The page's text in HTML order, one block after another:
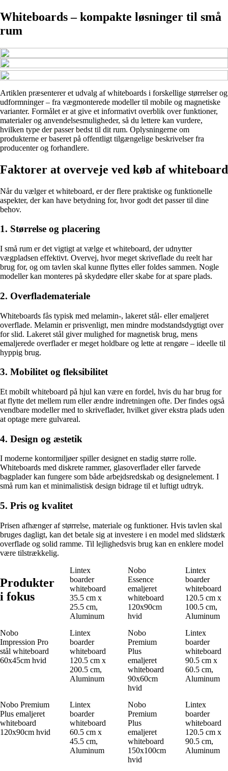
Whiteboards – kompakte løsninger til små
rum
Artiklen præsenterer et udvalg af whiteboards i forskellige størrelser og
udformninger – fra vægmonterede modeller til mobile og magnetiske
varianter. Formålet er at give et informativt overblik over funktioner,
materialer og anvendelsesmuligheder, så du lettere kan vurdere,
hvilken type der passer bedst til dit rum. Oplysningerne om
produkterne er baseret på offentligt tilgængelige beskrivelser fra
producenter og forhandlere.
Faktorer at overveje ved køb af whiteboard
Når du vælger et whiteboard, er der flere praktiske og funktionelle
aspekter, der kan have betydning for, hvor godt det passer til dine
behov.
1. Størrelse og placering
I små rum er det vigtigt at vælge et whiteboard, der udnytter
vægpladsen effektivt. Overvej, hvor meget skriveflade du reelt har
brug for, og om tavlen skal kunne flyttes eller foldes sammen. Nogle
modeller kan monteres på skydedøre eller skabe for at spare plads.
2. Overflademateriale
Whiteboards fås typisk med melamin-, lakeret stål- eller emaljeret
overflade. Melamin er prisvenligt, men mindre modstandsdygtigt over
for slid. Lakeret stål giver mulighed for magnetisk brug, mens
emaljerede overflader er meget holdbare og lette at rengøre – ideelle til
hyppig brug.
3. Mobilitet og fleksibilitet
Et mobilt whiteboard på hjul kan være en fordel, hvis du har brug for
at flytte det mellem rum eller ændre indretningen ofte. Der findes også
vendbare modeller med to skriveflader, hvilket giver ekstra plads uden
at optage mere gulvareal.
4. Design og æstetik
I moderne kontormiljøer spiller designet en stadig større rolle.
Whiteboards med diskrete rammer, glasoverflader eller farvede
bagplader kan fungere som både arbejdsredskab og designelement. I
små rum kan et minimalistisk design bidrage til et luftigt udtryk.
5. Pris og kvalitet
Prisen afhænger af størrelse, materiale og funktioner. Hvis tavlen skal
bruges dagligt, kan det betale sig at investere i en model med slidstærk
overflade og solid ramme. Til lejlighedsvis brug kan en enklere model
være tilstrækkelig.
Produkter
i fokus
Lintex
boarder
whiteboard
35.5 cm x
25.5 cm,
Aluminum
Nobo
Essence
emaljeret
whiteboard
120x90cm
hvid
Lintex
boarder
whiteboard
120.5 cm x
100.5 cm,
Aluminum
Nobo
Impression Pro
stål whiteboard
60x45cm hvid
Lintex
boarder
whiteboard
120.5 cm x
200.5 cm,
Aluminum
Nobo
Premium
Plus
emaljeret
whiteboard
90x60cm
hvid
Lintex
boarder
whiteboard
90.5 cm x
60.5 cm,
Aluminum
Nobo Premium
Plus emaljeret
whiteboard
120x90cm hvid
Lintex
boarder
whiteboard
60.5 cm x
45.5 cm,
Aluminum
Nobo
Premium
Plus
emaljeret
whiteboard
150x100cm
hvid
Lintex
boarder
whiteboard
120.5 cm x
90.5 cm,
Aluminum